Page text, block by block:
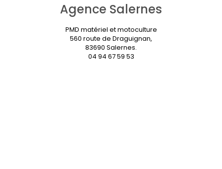
Agence Salernes
PMD matériel et motoculture
560 route de Draguignan,
83690 Salernes.
04 94 67 59 53